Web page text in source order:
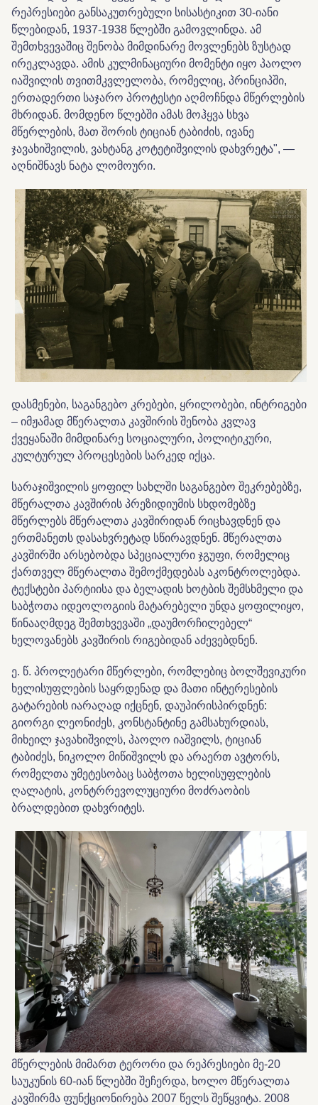
რეპრესიები განსაკუთრებული სისასტიკით 30-იანი
წლებიდან, 1937-1938 წლებში გამოვლინდა. ამ
შემთხვევაშიც შენობა მიმდინარე მოვლენებს ზუსტად
ირეკლავდა. ამის კულმინაციური მომენტი იყო პაოლო
იაშვილის თვითმკვლელობა, რომელიც, პრინციპში,
ერთადერთი საჯარო პროტესტი აღმოჩნდა მწერლების
მხრიდან. მომდენო წლებში ამას მოჰყვა სხვა
მწერლების, მათ შორის ტიციან ტაბიძის, ივანე
ჯავახიშვილის, ვახტანგ კოტეტიშვილის დახვრეტა", —
აღნიშნავს ნატა ლომოური.
დასმენები, საგანგებო კრებები, ყრილობები, ინტრიგები
– იმჟამად მწერალთა კავშირის შენობა კვლავ
ქვეყანაში მიმდინარე სოციალური, პოლიტიკური,
კულტურულ პროცესების სარკედ იქცა.
სარაჯიშვილის ყოფილ სახლში საგანგებო შეკრებებზე,
მწერალთა კავშირის პრეზიდიუმის სხდომებზე
მწერლებს მწერალთა კავშირიდან რიცხავდნენ და
ერთმანეთს დასახვრეტად სწირავდნენ. მწერალთა
კავშირში არსებობდა სპეციალური ჯგუფი, რომელიც
ქართველ მწერალთა შემოქმედებას აკონტროლებდა.
ტექსტები პარტიისა და ბელადის ხოტბის შემსხმელი და
საბჭოთა იდეოლოგიის მატარებელი უნდა ყოფილიყო,
წინააღმდეგ შემთხვევაში „დაუმორჩილებელ“
ხელოვანებს კავშირის რიგებიდან აძევებდნენ.
ე. წ. პროლეტარი მწერლები, რომლებიც ბოლშევიკური
ხელისუფლების საყრდენად და მათი ინტერესების
გატარების იარაღად იქცნენ, დაუპირისპირდნენ:
გიორგი ლეონიძეს, კონსტანტინე გამსახურდიას,
მიხეილ ჯავახიშვილს, პაოლო იაშვილს, ტიციან
ტაბიძეს, ნიკოლო მიწიშვილს და არაერთ ავტორს,
რომელთა უმეტესობაც საბჭოთა ხელისუფლების
ღალატის, კონტრრევოლუციური მოძრაობის
ბრალდებით დახვრიტეს.
მწერლების მიმართ ტერორი და რეპრესიები მე-20
საუკუნის 60-იან წლებში შეჩერდა, ხოლო მწერალთა
კავშირმა ფუნქციონირება 2007 წელს შეწყვიტა. 2008